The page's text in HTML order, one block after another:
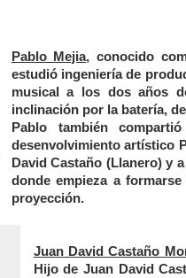
Pablo Mejia, conocido
estudió ingeniería de
musical a los dos años
inclinación por la batería,
Pablo también
desenvolvimiento artístico
David Castaño (Llanero) y
donde empieza a
proyección.
Juan David Castaño
Hijo de Juan David